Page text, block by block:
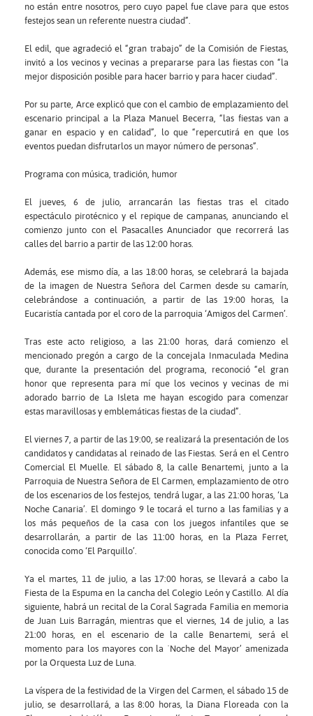
no están entre nosotros, pero cuyo papel fue clave para que estos
festejos sean un referente nuestra ciudad”.
El edil, que agradeció el “gran trabajo” de la Comisión de Fiestas,
invitó a los vecinos y vecinas a prepararse para las fiestas con “la
mejor disposición posible para hacer barrio y para hacer ciudad”.
Por su parte, Arce explicó que con el cambio de emplazamiento del
escenario principal a la Plaza Manuel Becerra, “las fiestas van a
ganar en espacio y en calidad”, lo que “repercutirá en que los
eventos puedan disfrutarlos un mayor número de personas”.
Programa con música, tradición, humor
El jueves, 6 de julio, arrancarán las fiestas tras el citado
espectáculo pirotécnico y el repique de campanas, anunciando el
comienzo junto con el Pasacalles Anunciador que recorrerá las
calles del barrio a partir de las 12:00 horas.
Además, ese mismo día, a las 18:00 horas, se celebrará la bajada
de la imagen de Nuestra Señora del Carmen desde su camarín,
celebrándose a continuación, a partir de las 19:00 horas, la
Eucaristía cantada por el coro de la parroquia ‘Amigos del Carmen’.
Tras este acto religioso, a las 21:00 horas, dará comienzo el
mencionado pregón a cargo de la concejala Inmaculada Medina
que, durante la presentación del programa, reconoció “el gran
honor que representa para mí que los vecinos y vecinas de mi
adorado barrio de La Isleta me hayan escogido para comenzar
estas maravillosas y emblemáticas fiestas de la ciudad”.
El viernes 7, a partir de las 19:00, se realizará la presentación de los
candidatos y candidatas al reinado de las Fiestas. Será en el Centro
Comercial El Muelle. El sábado 8, la calle Benartemi, junto a la
Parroquia de Nuestra Señora de El Carmen, emplazamiento de otro
de los escenarios de los festejos, tendrá lugar, a las 21:00 horas, ‘La
Noche Canaria’. El domingo 9 le tocará el turno a las familias y a
los más pequeños de la casa con los juegos infantiles que se
desarrollarán, a partir de las 11:00 horas, en la Plaza Ferret,
conocida como ‘El Parquillo’.
Ya el martes, 11 de julio, a las 17:00 horas, se llevará a cabo la
Fiesta de la Espuma en la cancha del Colegio León y Castillo. Al día
siguiente, habrá un recital de la Coral Sagrada Familia en memoria
de Juan Luis Barragán, mientras que el viernes, 14 de julio, a las
21:00 horas, en el escenario de la calle Benartemi, será el
momento para los mayores con la `Noche del Mayor’ amenizada
por la Orquesta Luz de Luna.
La víspera de la festividad de la Virgen del Carmen, el sábado 15 de
julio, se desarrollará, a las 8:00 horas, la Diana Floreada con la